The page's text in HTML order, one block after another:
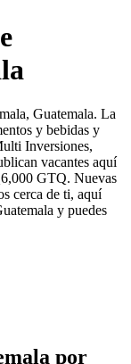
Guatemala. La
y bebidas y
Inversiones,
vacantes aquí
GTQ. Nuevas
cerca de ti, aquí
y puedes
por